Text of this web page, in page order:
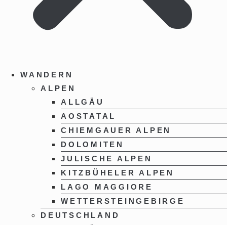
WANDERN
ALPEN
ALLGÄU
AOSTATAL
CHIEMGAUER ALPEN
DOLOMITEN
JULISCHE ALPEN
KITZBÜHELER ALPEN
LAGO MAGGIORE
WETTERSTEINGEBIRGE
DEUTSCHLAND